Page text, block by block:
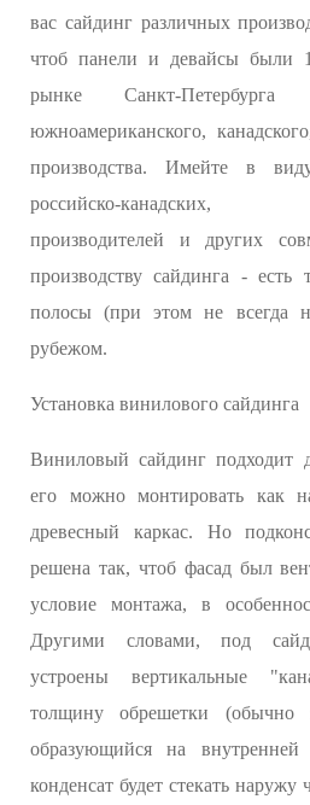
вас сайдинг различных
чтоб панели и девайсы были
рынке Санкт-Петербурга
южноамериканского,
производства. Имейте в
российско-канадских,
производителей и других
производству сайдинга - есть
полосы (при этом не всегда
рубежом.
Установка винилового сайдинга
Виниловый сайдинг подходит
его можно монтировать как
древесный каркас. Но
решена так, чтоб фасад был
условие монтажа, в
Другими словами, под
устроены вертикальные
толщину обрешетки
образующийся на внутренней
конденсат будет стекать